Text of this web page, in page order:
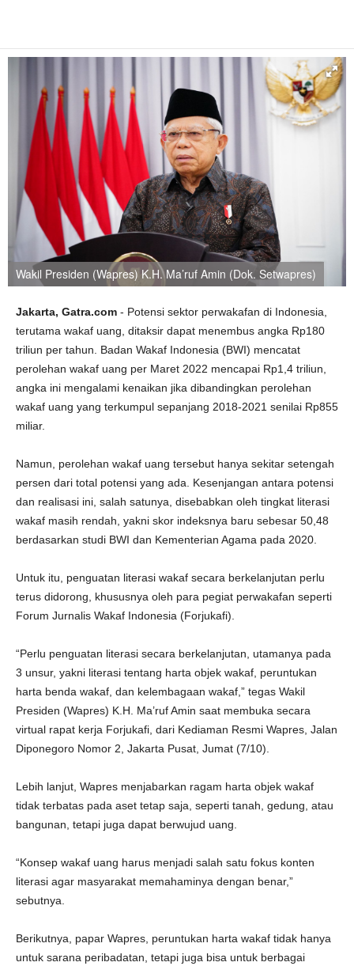
Wakil Presiden (Wapres) K.H. Ma’ruf Amin (Dok. Setwapres)
Jakarta, Gatra.com - Potensi sektor perwakafan di Indonesia,
terutama wakaf uang, ditaksir dapat menembus angka Rp180
triliun per tahun. Badan Wakaf Indonesia (BWI) mencatat
perolehan wakaf uang per Maret 2022 mencapai Rp1,4 triliun,
angka ini mengalami kenaikan jika dibandingkan perolehan
wakaf uang yang terkumpul sepanjang 2018-2021 senilai Rp855
miliar.
Namun, perolehan wakaf uang tersebut hanya sekitar setengah
persen dari total potensi yang ada. Kesenjangan antara potensi
dan realisasi ini, salah satunya, disebabkan oleh tingkat literasi
wakaf masih rendah, yakni skor indeksnya baru sebesar 50,48
berdasarkan studi BWI dan Kementerian Agama pada 2020.
Untuk itu, penguatan literasi wakaf secara berkelanjutan perlu
terus didorong, khususnya oleh para pegiat perwakafan seperti
Forum Jurnalis Wakaf Indonesia (Forjukafi).
“Perlu penguatan literasi secara berkelanjutan, utamanya pada
3 unsur, yakni literasi tentang harta objek wakaf, peruntukan
harta benda wakaf, dan kelembagaan wakaf,” tegas Wakil
Presiden (Wapres) K.H. Ma’ruf Amin saat membuka secara
virtual rapat kerja Forjukafi, dari Kediaman Resmi Wapres, Jalan
Diponegoro Nomor 2, Jakarta Pusat, Jumat (7/10).
Lebih lanjut, Wapres menjabarkan ragam harta objek wakaf
tidak terbatas pada aset tetap saja, seperti tanah, gedung, atau
bangunan, tetapi juga dapat berwujud uang.
“Konsep wakaf uang harus menjadi salah satu fokus konten
literasi agar masyarakat memahaminya dengan benar,”
sebutnya.
Berikutnya, papar Wapres, peruntukan harta wakaf tidak hanya
untuk sarana peribadatan, tetapi juga bisa untuk berbagai